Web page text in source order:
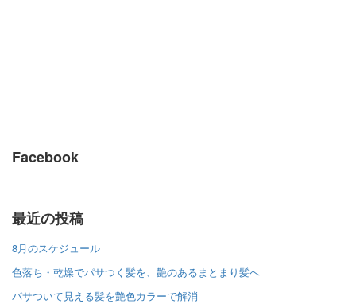
Facebook
最近の投稿
8月のスケジュール
色落ち・乾燥でパサつく髪を、艶のあるまとまり髪へ
パサついて見える髪を艶色カラーで解消